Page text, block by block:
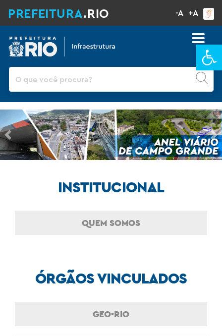
PREFEITURA.RIO -A +A
Pesquisar
Previous
INSTITUCIONAL
QUEM SOMOS
ÓRGÃOS VINCULADOS
GEO-RIO